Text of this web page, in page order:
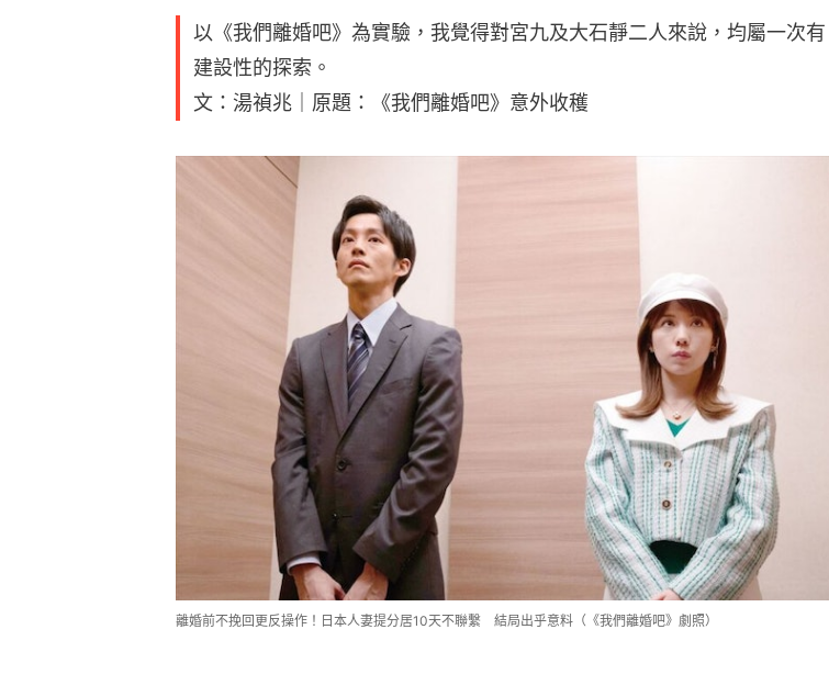
以《我們離婚吧》為實驗，我覺得對宮九及大石靜二人來說，均屬一次有
建設性的探索。
文：湯禎兆｜原題：《我們離婚吧》意外收穫
離婚前不挽回更反操作！日本人妻提分居10天不聯繫 結局出乎意料（《我們離婚吧》劇照）